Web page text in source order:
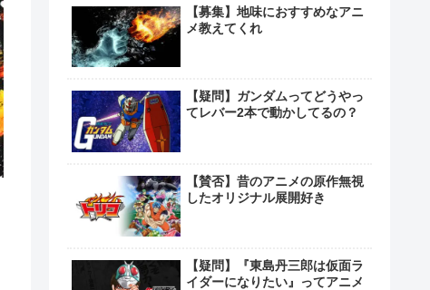
【募集】地味におすすめなアニ
メ教えてくれ
【疑問】ガンダムってどうやっ
てレバー2本で動かしてるの？
【賛否】昔のアニメの原作無視
したオリジナル展開好き
【疑問】『東島丹三郎は仮面ラ
イダーになりたい』ってアニメ